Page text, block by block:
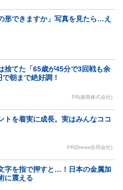
形できますか」写真を見たら…え
捨てた「65歳が45分で3回戦も余
朝まで絶好調！
PR(健商株式会社)
トを着実に成長。実はみんなココ
PR(Dreaw合同会社)
字を指で押すと…！日本の金属加
に震える